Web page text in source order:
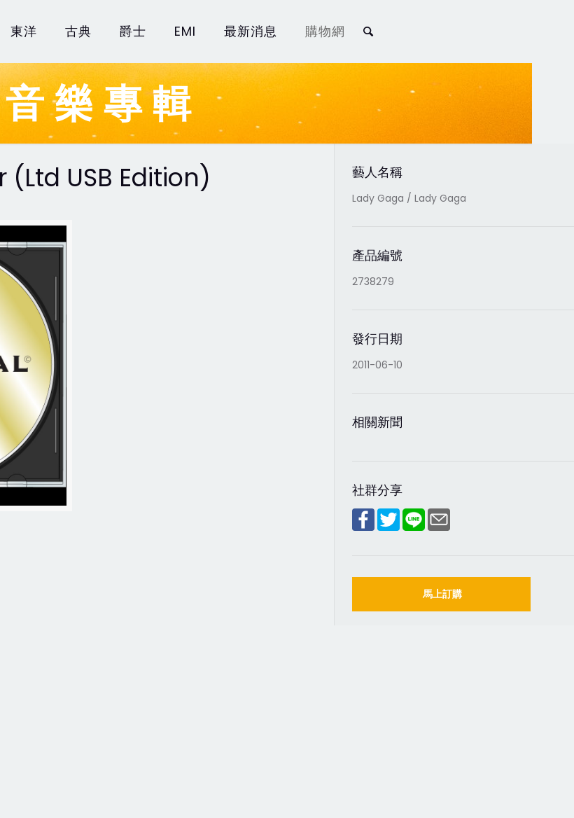
東洋 古典 爵士 EMI 最新消息 購物網
音樂專輯
USB Edition) 藝人名稱
Lady Gaga / Lady Gaga
產品編號
2738279
發行日期
2011-06-10
相關新聞
社群分享
馬上訂購